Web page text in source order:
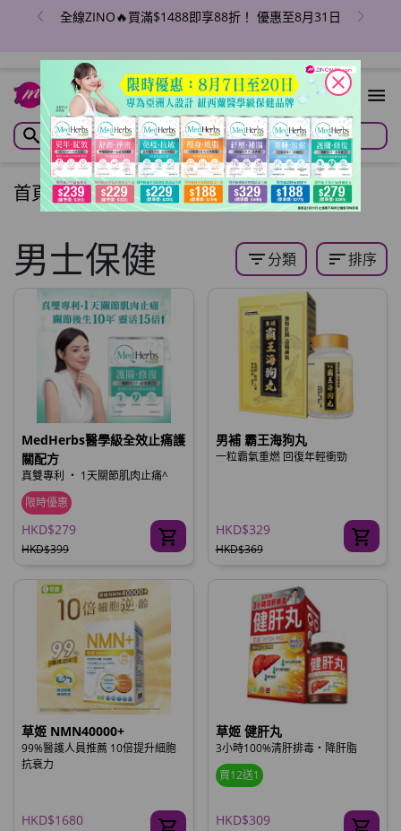
全線ZINO🔥買滿$1488即享88折！ 優惠至8月31日
首頁/男士保健
男士保健 filter_list分類 sort排序
MedHerbs醫學級全效止痛護
關配方
真雙專利 ‧ 1天關節肌肉止痛^
限時優惠
HKD$279
HKD$399
男補 霸王海狗丸
一粒霸氣重燃 回復年輕衝勁
HKD$329
HKD$369
草姬 NMN40000+
99%醫護人員推薦 10倍提升細胞
抗衰力
HKD$1680
草姬 健肝丸
3小時100%清肝排毒‧降肝脂
買12送1
HKD$309
close